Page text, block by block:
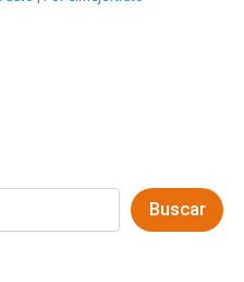
Buscar